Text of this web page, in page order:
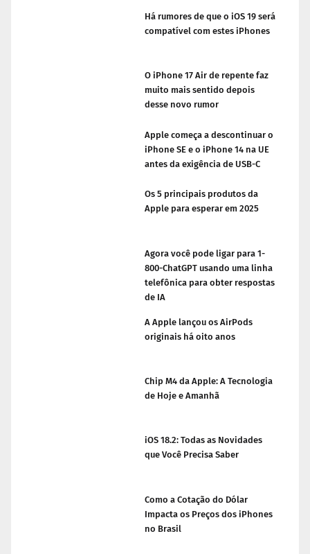
Há rumores de que o iOS 19 será
compatível com estes iPhones
O iPhone 17 Air de repente faz
muito mais sentido depois
desse novo rumor
Apple começa a descontinuar o
iPhone SE e o iPhone 14 na UE
antes da exigência de USB-C
Os 5 principais produtos da
Apple para esperar em 2025
Agora você pode ligar para 1-
800-ChatGPT usando uma linha
telefônica para obter respostas
de IA
A Apple lançou os AirPods
originais há oito anos
Chip M4 da Apple: A Tecnologia
de Hoje e Amanhã
iOS 18.2: Todas as Novidades
que Você Precisa Saber
Como a Cotação do Dólar
Impacta os Preços dos iPhones
no Brasil